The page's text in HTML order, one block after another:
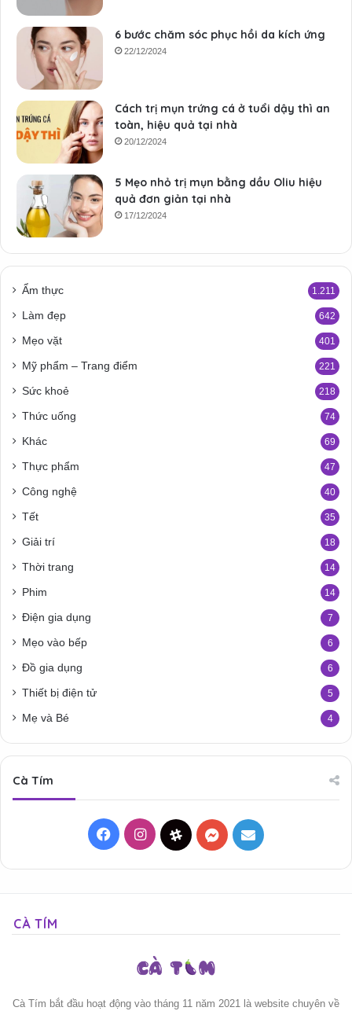
6 bước chăm sóc phục hồi da kích ứng
22/12/2024
Cách trị mụn trứng cá ở tuổi dậy thì an
toàn, hiệu quả tại nhà
20/12/2024
5 Mẹo nhỏ trị mụn bằng dầu Oliu hiệu
quả đơn giản tại nhà
17/12/2024
Ẩm thực 1.211
Làm đẹp 642
Mẹo vặt 401
Mỹ phẩm – Trang điểm 221
Sức khoẻ 218
Thức uống 74
Khác 69
Thực phẩm 47
Công nghệ 40
Tết 35
Giải trí 18
Thời trang 14
Phim 14
Điện gia dụng 7
Mẹo vào bếp 6
Đồ gia dụng 6
Thiết bị điện tử 5
Mẹ và Bé 4
Cà Tím
FacebookInstagramThreadsMessenger
Mail
CÀ TÍM
Cà Tím bắt đầu hoạt động vào tháng 11 năm 2021 là website chuyên về